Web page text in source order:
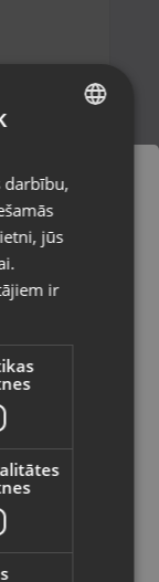
uz
RUSSIAN
darbību,
jūs
ir